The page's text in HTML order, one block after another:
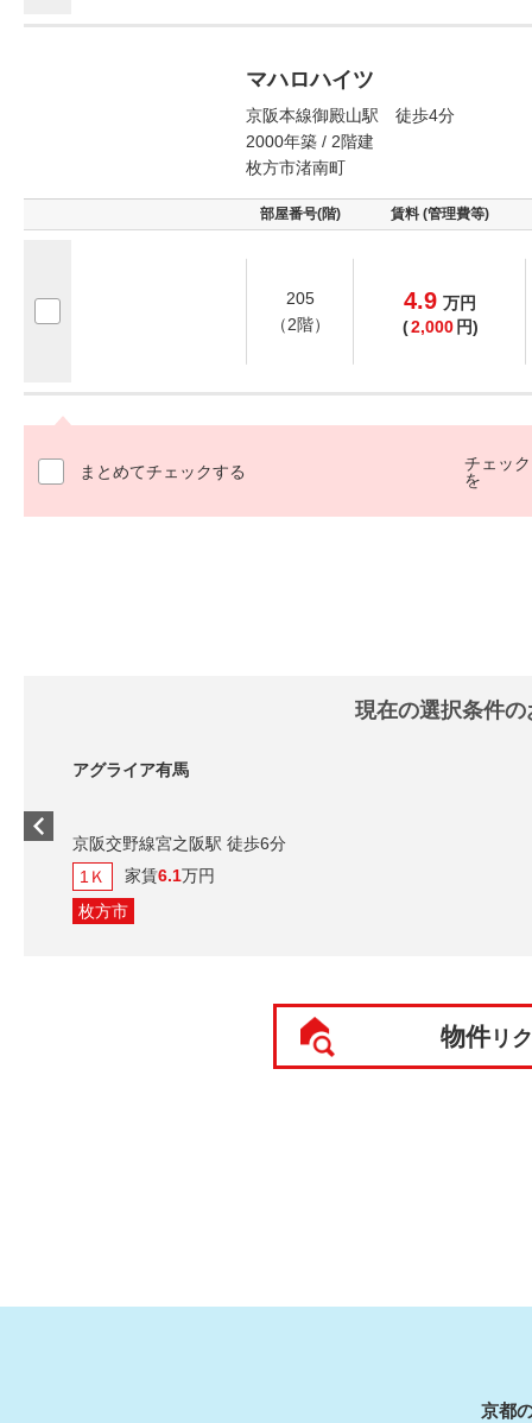
マハロハイツ
京阪本線御殿山駅 徒歩4分
2000年築 / 2階建
枚方市渚南町
部屋番号(階) 賃料 (管理費等)
205
（2階）
4.9 万円
(2,000 円)
まとめてチェックする
チェッ
を
現在の選択条件
阪駅 徒歩6分
物件リ
京都